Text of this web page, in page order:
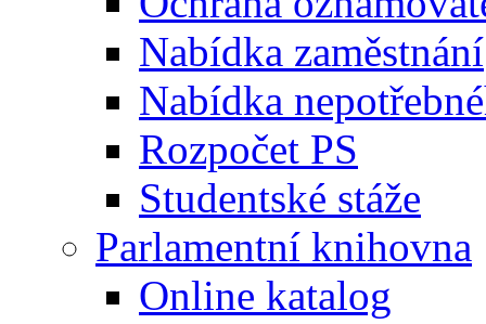
Nabídka zaměstnání
Nabídka
Rozpočet PS
Studentské stáže
Parlamentní knihovna
Online katalog